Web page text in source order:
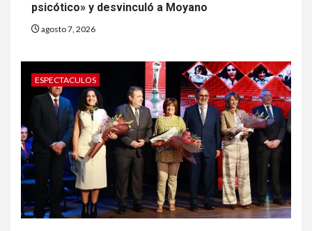
psicótico» y desvinculó a Moyano
agosto 7, 2026
ESPECTACULOS